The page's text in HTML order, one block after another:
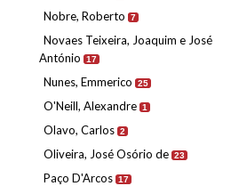
Nobre, Roberto 7
Novaes Teixeira, Joaquim e José
António
17
Nunes, Emmerico 25
O'Neill, Alexandre 1
Olavo, Carlos 2
Oliveira, José Osório de 23
Paço D'Arcos 17